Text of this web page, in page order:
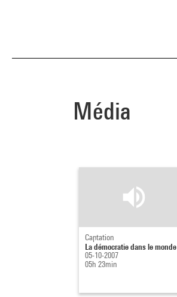
Média
Captation
La démocratie dans le monde
05-10-2007
05h 23min